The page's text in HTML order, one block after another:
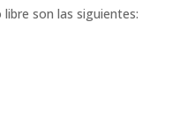
son las siguientes: